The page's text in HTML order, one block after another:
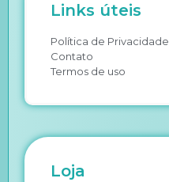
Links úteis
Política de Privacidade
Contato
Termos de uso
Loja